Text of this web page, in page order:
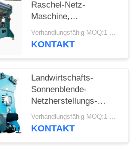
Raschel-Netz-
Maschine,
geschlossene
übersetzende Raschel-
Verhandlungsfähig MOQ:1 Satz
KONTAKT
Landwirtschafts-
Sonnenblende-
Netzherstellungs-
Maschine 3 - 7.5KW
mit negativem Garn
Verhandlungsfähig MOQ:1 Satz
KONTAKT